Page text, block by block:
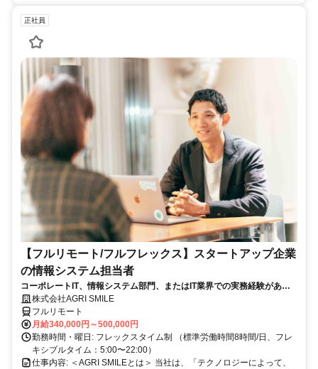
正社員
【フルリモート/フルフレックス】スタートアップ企業
の情報システム担当者
コーポレートIT、情報システム部門、またはIT業界での実務経験がある
方、大歓迎！
株式会社AGRI SMILE
フルリモート
月給340,000円～500,000円
勤務時間・曜日: フレックスタイム制 （標準労働時間8時間/日、フレ
キシブルタイム：5:00〜22:00）
仕事内容: ＜AGRI SMILEとは＞ 当社は、「テクノロジーによって、